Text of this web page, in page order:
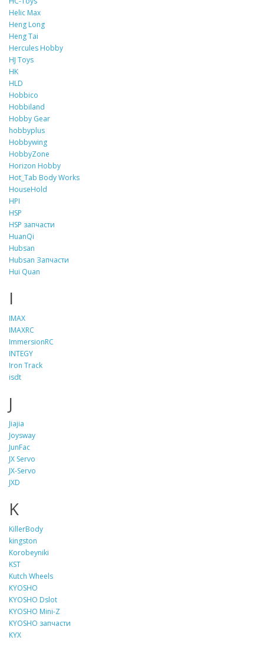
Helic Max
Heng Long
Heng Tai
Hercules Hobby
HJ Toys
HK
HLD
Hobbico
Hobbiland
Hobby Gear
hobbyplus
Hobbywing
HobbyZone
Horizon Hobby
Hot_Tab Body Works
HouseHold
HPI
HSP
HSP запчасти
HuanQi
Hubsan
Hubsan Запчасти
Hui Quan
I
IMAX
IMAXRC
ImmersionRC
INTEGY
Iron Track
isdt
J
Jiajia
Joysway
JunFac
JX Servo
JX-Servo
JXD
K
KillerBody
kingston
Korobeyniki
KST
Kutch Wheels
KYOSHO
KYOSHO Dslot
KYOSHO Mini-Z
KYOSHO запчасти
KYX